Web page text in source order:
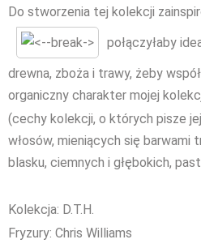
Do stworzenia tej kolekcji
połączyłaby
drewna, zboża i trawy, żeby
organiczny charakter mojej
(cechy kolekcji, o których pisze
włosów, mieniących się barwami
blasku, ciemnych i głębokich,
Kolekcja: D.T.H.
Fryzury: Chris Williams